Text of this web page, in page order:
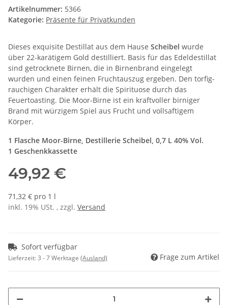
Artikelnummer: 5366
Kategorie: Präsente für Privatkunden
Dieses exquisite Destillat aus dem Hause Scheibel wurde
über 22-karätigem Gold destilliert. Basis für das Edeldestillat
sind getrocknete Birnen, die in Birnenbrand eingelegt
wurden und einen feinen Fruchtauszug ergeben. Den torfig-
rauchigen Charakter erhält die Spirituose durch das
Feuertoasting. Die Moor-Birne ist ein kraftvoller birniger
Brand mit würzigem Spiel aus Frucht und vollsaftigem
Körper.
1 Flasche Moor-Birne, Destillerie Scheibel, 0,7 L 40% Vol.
1 Geschenkkassette
49,92 €
71,32 € pro 1 l
inkl. 19% USt. , zzgl. Versand
Sofort verfügbar
Lieferzeit:3 - 7 Werktage (Ausland) Frage zum Artikel